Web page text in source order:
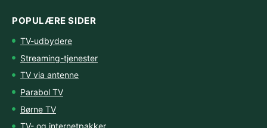
POPULÆRE SIDER
TV-udbydere
Streaming-tjenester
TV via antenne
Parabol TV
Børne TV